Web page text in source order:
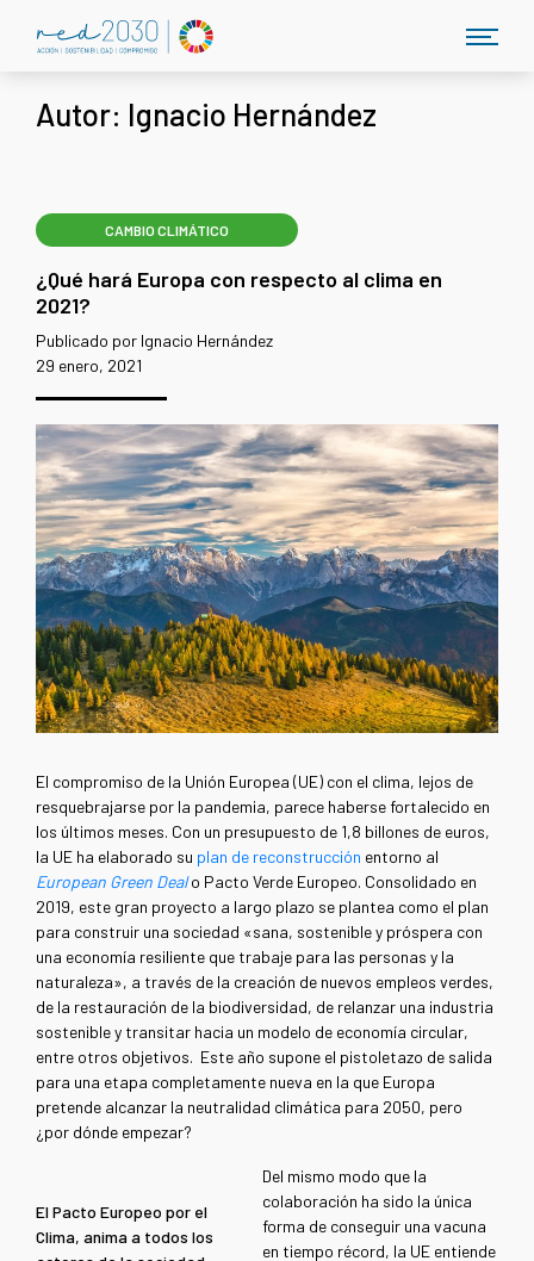
Autor: Ignacio Hernández
CAMBIO CLIMÁTICO
¿Qué hará Europa con respecto al clima en
2021?
Publicado por Ignacio Hernández
29 enero, 2021
El compromiso de la Unión Europea (UE) con el clima, lejos de
resquebrajarse por la pandemia, parece haberse fortalecido en
los últimos meses. Con un presupuesto de 1,8 billones de euros,
la UE ha elaborado su plan de reconstrucción entorno al
European Green Dealo Pacto Verde Europeo. Consolidado en
2019, este gran proyecto a largo plazo se plantea como el plan
para construir una sociedad «sana, sostenible y próspera con
una economía resiliente que trabaje para las personas y la
naturaleza», a través de la creación de nuevos empleos verdes,
de la restauración de la biodiversidad, de relanzar una industria
sostenible y transitar hacia un modelo de economía circular,
entre otros objetivos. Este año supone el pistoletazo de salida
para una etapa completamente nueva en la que Europa
pretende alcanzar la neutralidad climática para 2050, pero
¿por dónde empezar?
El Pacto Europeo por el
Clima, anima a todos los
Del mismo modo que la
colaboración ha sido la única
forma de conseguir una vacuna
en tiempo récord, la UE entiende